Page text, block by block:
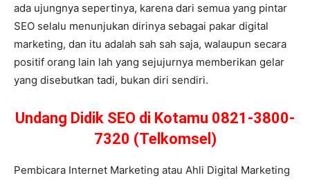
ada ujungnya sepertinya, karena dari semua yang pintar
SEO selalu menunjukan dirinya sebagai pakar digital
marketing, dan itu adalah sah sah saja, walaupun secara
positif orang lain lah yang sejujurnya memberikan gelar
yang disebutkan tadi, bukan diri sendiri.
Undang Didik SEO di Kotamu 0821-3800-
7320 (Telkomsel)
Pembicara Internet Marketing atau Ahli Digital Marketing